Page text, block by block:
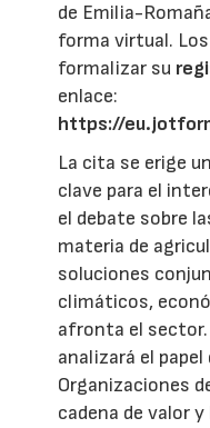
de Emilia-
forma virtual.
formalizar su
enlace:
https://
La cita se erige
clave para el
el debate sobre
materia de
soluciones
climáticos,
afronta el sector.
analizará el
Organizaciones
cadena de valor